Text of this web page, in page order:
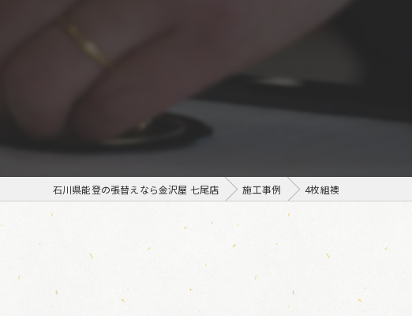
石川県能登の張替えなら金沢屋 七尾店 施工事例 4枚組襖